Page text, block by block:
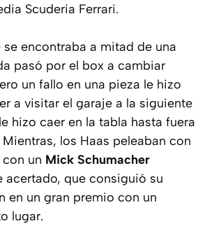
Scuderia Ferrari.
se encontraba a mitad de una
pasó por el box a cambiar
un fallo en una pieza le hizo
a visitar el garaje a la siguiente
hizo caer en la tabla hasta fuera
los Haas peleaban con
un Mick Schumacher
acertado, que consiguió su
en un gran premio con un
lugar.